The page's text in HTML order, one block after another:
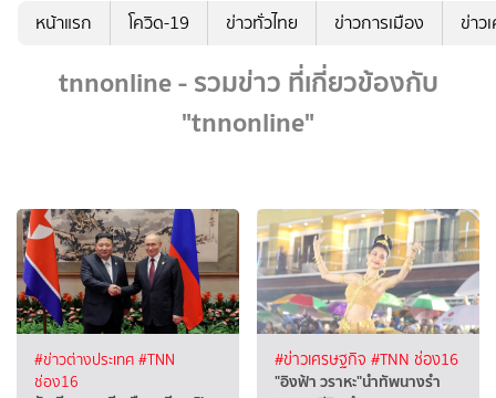
หน้าแรก โควิด-19 ข่าวทั่วไทย ข่าวการเมือง ข่าว
tnnonline - รวมข่าว ที่เกี่ยวข้องกับ
"tnnonline"
#ข่าวต่างประเทศ #TNN
ช่อง16
#ข่าวเศรษฐกิจ #TNN ช่อง16
"อิงฟ้า วราหะ"นำทัพนางรำ